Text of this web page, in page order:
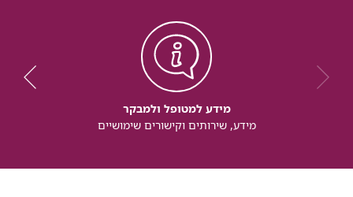
מידע למטופל ולמבקר
מידע, שירותים וקישורים שימושיים